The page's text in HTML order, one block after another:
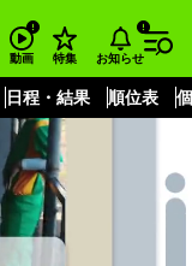
動画 特集 お知らせ
日程・結果 順位表
もっと見る